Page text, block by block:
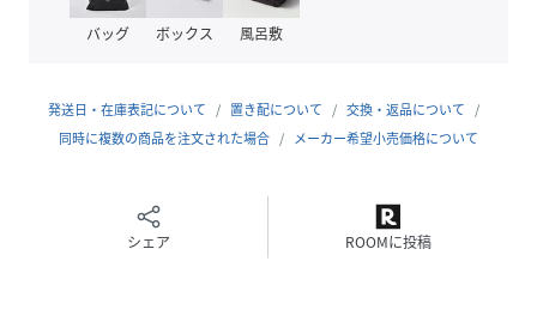
性別タイプ レディース
素材 ポリエステル100％
ri-ro-0002-c-wh-f PH6284
バッグ ボックス 風呂敷
発送日・在庫表記について 置き配について
交換・返品について
同時に複数の商品を注文された場合
メーカー希望小売価格について
シェア ROOMに投稿